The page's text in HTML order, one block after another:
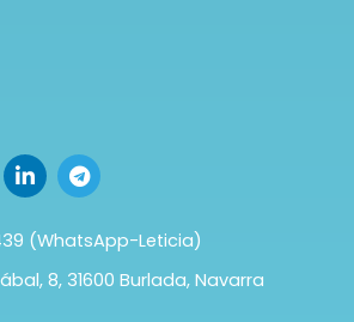
(WhatsApp-Leticia)
8, 31600 Burlada, Navarra